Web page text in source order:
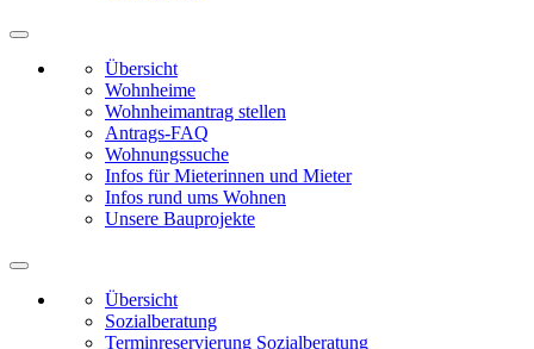
Übersicht
Wohnheime
Wohnheimantrag stellen
Antrags-FAQ
Wohnungssuche
Infos für Mieterinnen und Mieter
Infos rund ums Wohnen
Unsere Bauprojekte
Übersicht
Sozialberatung
Terminreservierung Sozialberatung